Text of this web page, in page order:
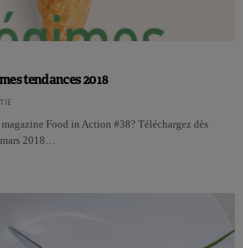
tendances 2018
Food in Action #38? Téléchargez dès
2018…